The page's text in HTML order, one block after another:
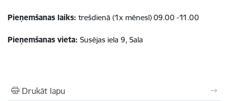
Pieņemšanas laiks: trešdienā (1x mēnesī) 09.00 -11.00
Pieņemšanas vieta: Susējas iela 9, Sala
Drukāt lapu